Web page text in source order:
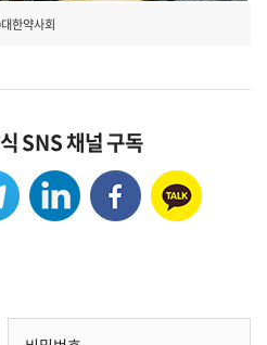
한약사회
SNS 채널 구독